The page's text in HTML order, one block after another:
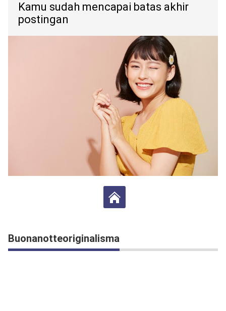
Kamu sudah mencapai batas akhir
postingan
Buonanotteoriginalisma